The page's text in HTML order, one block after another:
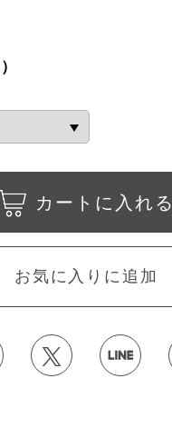
カートに入れる
お気に入りに追加